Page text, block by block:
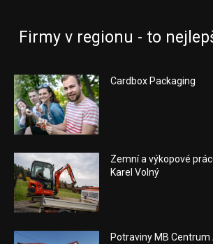
Firmy v regionu - to
Cardbox Packaging
Zemní a výkopové
Karel Volný
Potraviny MB